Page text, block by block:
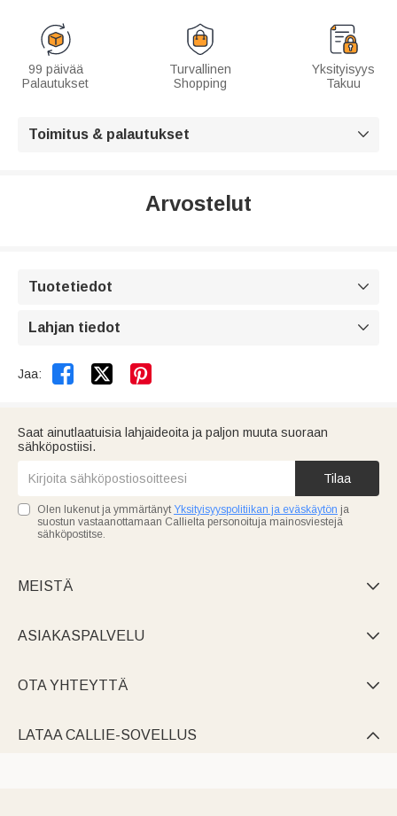
99 päivää
Palautukset
Turvallinen
Shopping
Yksityisyys
Takuu
Toimitus & palautukset 
Arvostelut
Tuotetiedot 
Lahjan tiedot 
Jaa:  
Saat ainutlaatuisia lahjaideoita ja paljon muuta suoraan
sähköpostiisi.
Tilaa
Olen lukenut ja ymmärtänyt Yksityisyyspolitiikan ja eväskäytön ja
suostun vastaanottamaan Callielta personoituja mainosviestejä
sähköpostitse.
MEISTÄ 
ASIAKASPALVELU 
OTA YHTEYTTÄ 
LATAA CALLIE-SOVELLUS 